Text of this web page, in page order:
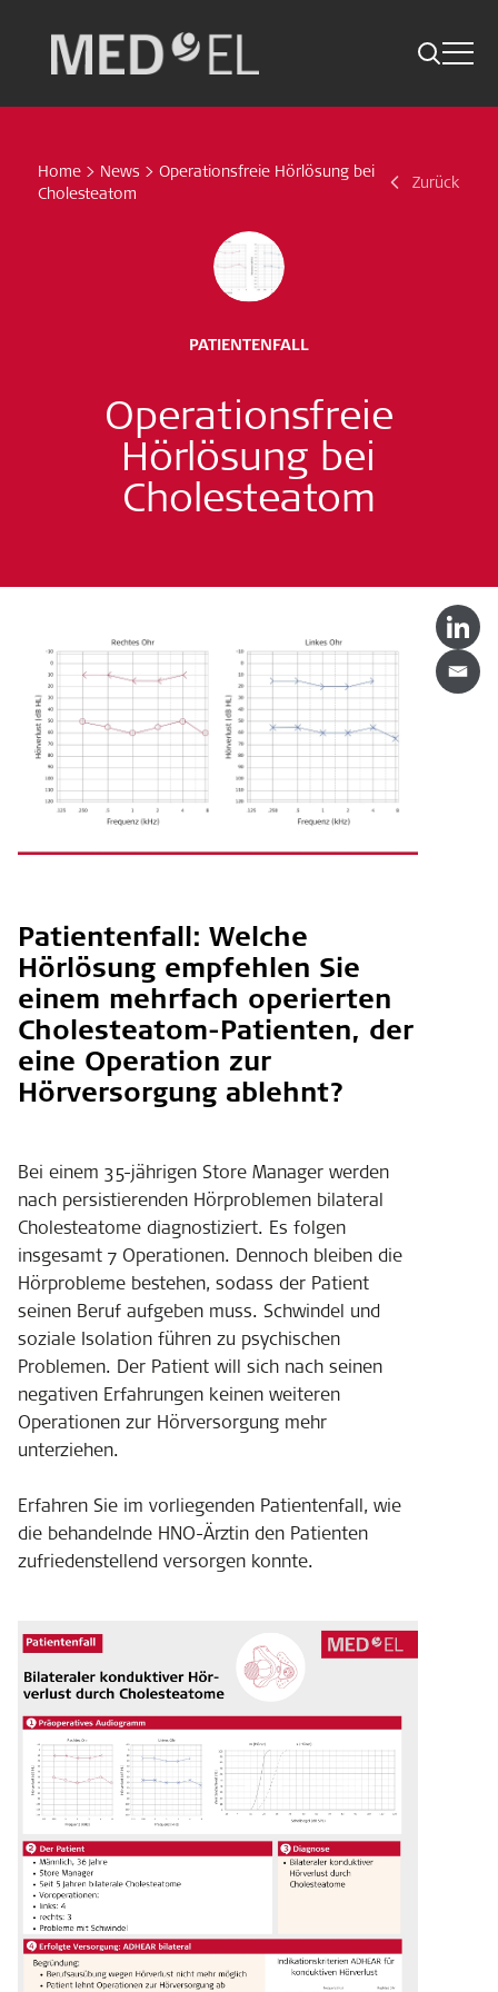
content
Toggle
Studien Kompakt
Jetzt abonnieren
Suche
Home > News > Operationsfreie Hörlösung bei
Cholesteatom
Zurück
PATIENTENFALL
Operationsfreie
Hörlösung bei
Cholesteatom
Patientenfall: Welche
Hörlösung empfehlen Sie
einem mehrfach operierten
Cholesteatom-Patienten, der
eine Operation zur
Hörversorgung ablehnt?
Bei einem 35-jährigen Store Manager werden
nach persistierenden Hörproblemen bilateral
Cholesteatome diagnostiziert. Es folgen
insgesamt 7 Operationen. Dennoch bleiben die
Hörprobleme bestehen, sodass der Patient
seinen Beruf aufgeben muss. Schwindel und
soziale Isolation führen zu psychischen
Problemen. Der Patient will sich nach seinen
negativen Erfahrungen keinen weiteren
Operationen zur Hörversorgung mehr
unterziehen.
Erfahren Sie im vorliegenden Patientenfall, wie
die behandelnde HNO-Ärztin den Patienten
zufriedenstellend versorgen konnte.